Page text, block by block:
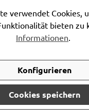
Team 7
Regulärer Preis:
-
Kommode
Metallic
130x83x40cm
4’461.-
verwendet Cookies,
bieten zu
Informationen
Konfigurieren
Cookies speichern